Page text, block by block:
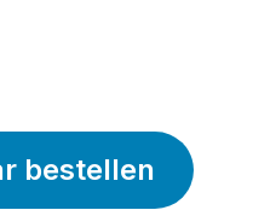
bestellen